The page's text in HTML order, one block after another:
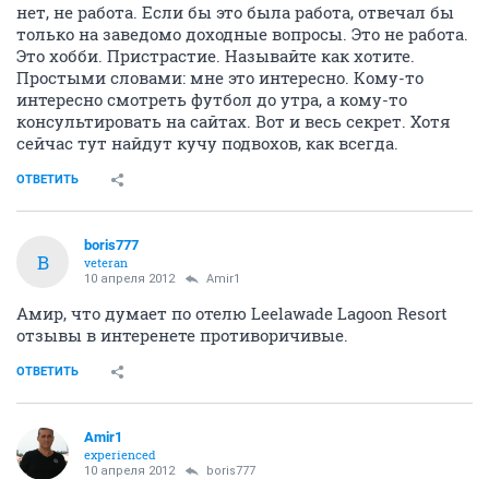
нет, не работа. Если бы это была работа, отвечал бы
только на заведомо доходные вопросы. Это не работа.
Это хобби. Пристрастие. Называйте как хотите.
Простыми словами: мне это интересно. Кому-то
интересно смотреть футбол до утра, а кому-то
консультировать на сайтах. Вот и весь секрет. Хотя
сейчас тут найдут кучу подвохов, как всегда.
ОТВЕТИТЬ
B
boris777
veteran
10 апреля 2012 Amir1
Амир, что думает по отелю Leelawade Lagoon Resort
отзывы в интеренете противоричивые.
ОТВЕТИТЬ
Amir1
experienced
10 апреля 2012 boris777